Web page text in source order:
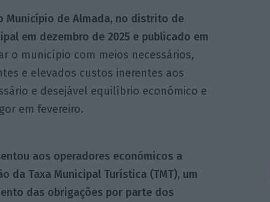
Município de Almada, no distrito de
em dezembro de 2025 e publicado em
o município com meios necessários,
e elevados custos inerentes aos
e desejável equilíbrio económico e
em fevereiro.
aos operadores económicos a
da Taxa Municipal Turística (TMT), um
das obrigações por parte dos